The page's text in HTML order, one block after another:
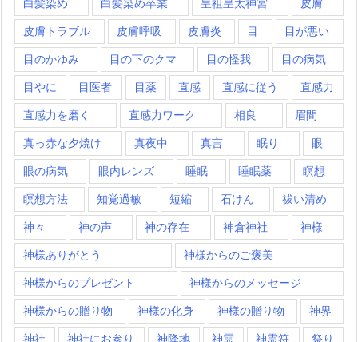
皮膚トラブル 皮膚呼吸 皮膚炎 目 目が悪い
目のかゆみ 目の下のクマ 目の怪我 目の病気
目やに 目医者 目薬 直感 直感に従う 直感力
直感力を磨く 直感力ワーク 相良 眉間
真っ赤な夕焼け 真夜中 真言 眠り 眼
眼の病気 眼内レンズ 睡眠 睡眠薬 瞑想
瞑想方法 知覚過敏 短縮 石けん 祓い清め
神々 神の声 神の存在 神倉神社 神様
神様ありがとう 神様からのご褒美
神様からのプレゼント 神様からのメッセージ
神様からの贈り物 神様の化身 神様の贈り物 神界
神社 神社にお参り 神降地 神霊 神霊符 祭り